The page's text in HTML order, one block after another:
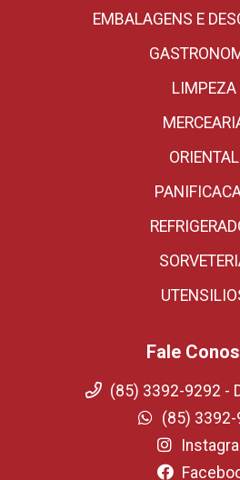
EMBALAGENS E
LIMPEZA
ORIENTAL
Fale
(85) 3392-9292 -
(85) 3392-